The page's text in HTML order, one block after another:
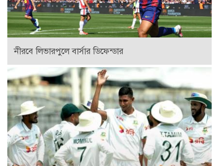
নীরবে লিভারপুলে বার্সার ডিফেন্ডার